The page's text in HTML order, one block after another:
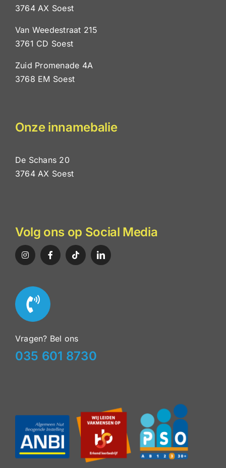
3764 AX Soest
Van Weedestraat 215
3761 CD Soest
Zuid Promenade 4A
3768 EM Soest
Onze innamebalie
De Schans 20
3764 AX Soest
Volg ons op Social Media
Vragen? Bel ons
035 601 8730